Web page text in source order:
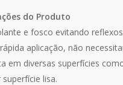
do Produto
e fosco evitando
aplicação, não
em diversas superfícies
superfície lisa.